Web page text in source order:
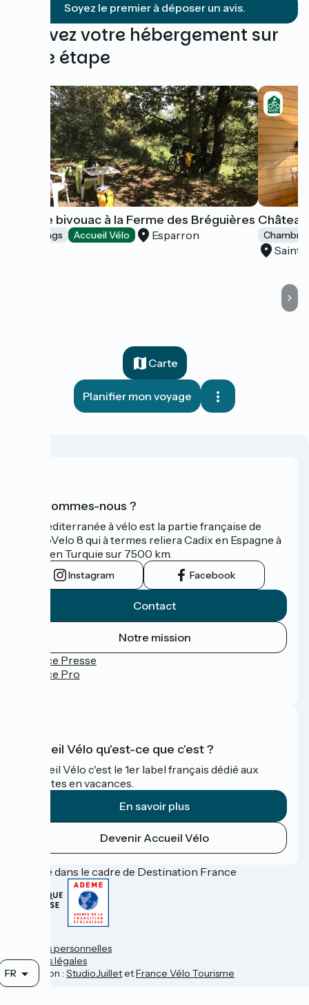
FR
Soyez le premier à déposer un avis.
Trouvez votre hébergement sur
cette étape
Aire de bivouac à la Ferme des Bréguières
Campings Accueil Vélo Esparron
Carte
Planifier mon voyage
Qui sommes-nous ?
La Méditerranée à vélo est la partie française de
l'EuroVelo 8 qui à termes reliera Cadix en Espagne à
Izmir en Turquie sur 7500 km.
Instagram Facebook
Contact
Notre mission
Espace Presse
Espace Pro
Accueil Vélo qu'est-ce que c'est ?
Accueil Vélo c'est le 1er label français dédié aux
cyclistes en vacances.
En savoir plus
Devenir Accueil Vélo
Financé dans le cadre de Destination France
Données personnelles
Mentions légales
Réalisation : StudioJuilletetFrance Vélo Tourisme